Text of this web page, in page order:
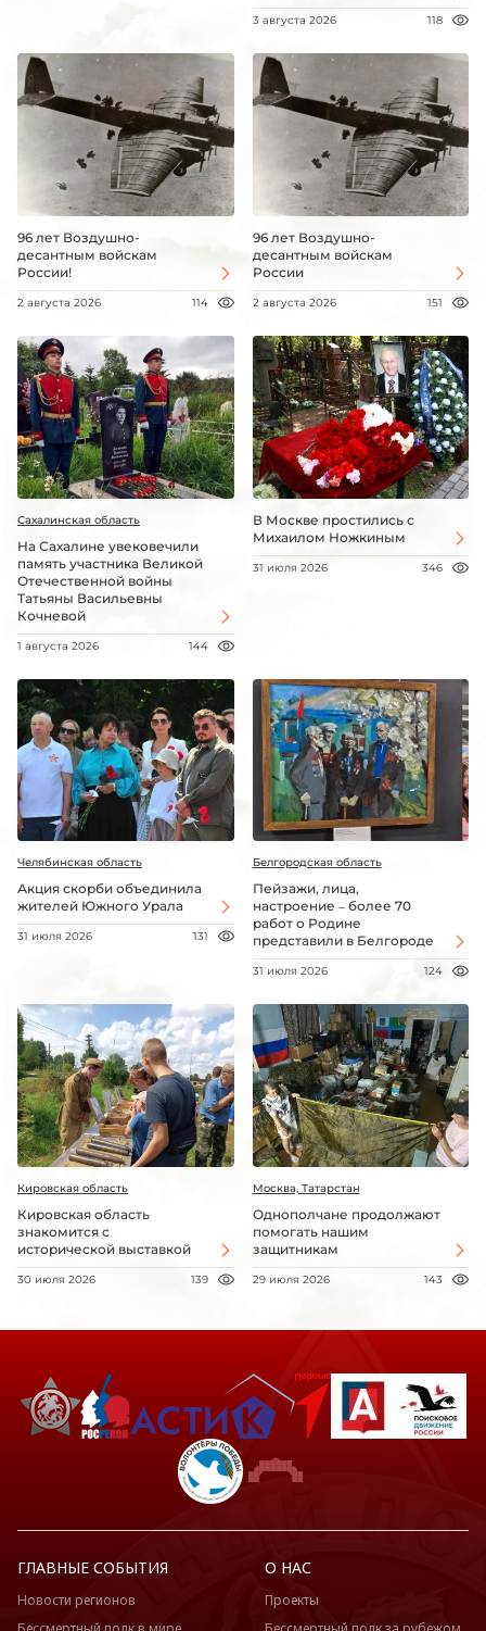
3 августа 2026 118
96 лет Воздушно-
десантным войскам
России!
2 августа 2026 114
96 лет Воздушно-
десантным войскам
России
2 августа 2026 151
Сахалинская область
На Сахалине увековечили
память участника Великой
Отечественной войны
Татьяны Васильевны
Кочневой
1 августа 2026 144
В Москве простились с
Михаилом Ножкиным
31 июля 2026 346
Челябинская область
Акция скорби объединила
жителей Южного Урала
31 июля 2026 131
Белгородская область
Пейзажи, лица,
настроение – более 70
работ о Родине
представили в Белгороде
31 июля 2026 124
Кировская область
Кировская область
знакомится с
исторической выставкой
30 июля 2026 139
Москва, Татарстан
Однополчане продолжают
помогать нашим
защитникам
29 июля 2026 143
ГЛАВНЫЕ СОБЫТИЯ
Новости регионов
О НАС
Проекты